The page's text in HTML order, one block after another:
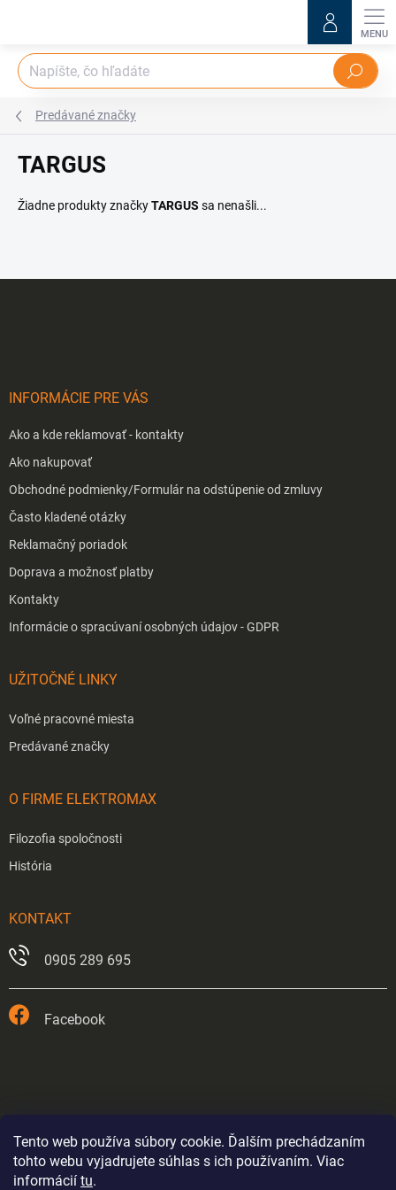
Tento web používa súbory cookie. Ďalším prechádzaním
tohto webu vyjadrujete súhlas s ich používaním. Viac
informácií tu.
Hľadať
Predávané značky
TARGUS
Žiadne produkty značkyTARGUS sa nenašli...
INFORMÁCIE PRE VÁS
Ako a kde reklamovať - kontakty
Ako nakupovať
Obchodné podmienky/Formulár na odstúpenie od zmluvy
Často kladené otázky
Reklamačný poriadok
Doprava a možnosť platby
Kontakty
Informácie o spracúvaní osobných údajov - GDPR
UŽITOČNÉ LINKY
Voľné pracovné miesta
Predávané značky
O FIRME ELEKTROMAX
Filozofia spoločnosti
História
KONTAKT
0905 289 695
Facebook